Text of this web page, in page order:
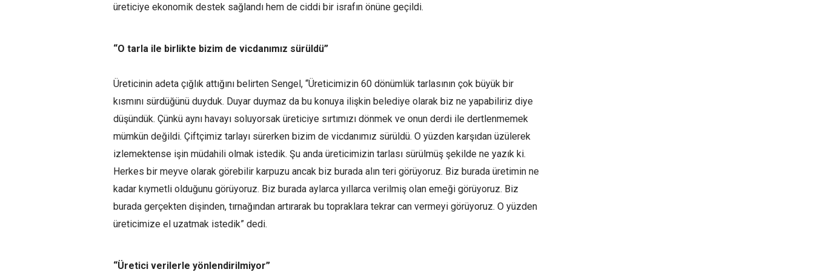
üreticiye ekonomik destek sağlandı hem de ciddi bir israfın önüne geçildi.
“O tarla ile birlikte bizim de vicdanımız sürüldü”
Üreticinin adeta çığlık attığını belirten Sengel, “Üreticimizin 60 dönümlük tarlasının çok büyük bir
kısmını sürdüğünü duyduk. Duyar duymaz da bu konuya ilişkin belediye olarak biz ne yapabiliriz diye
düşündük. Çünkü aynı havayı soluyorsak üreticiye sırtımızı dönmek ve onun derdi ile dertlenmemek
mümkün değildi. Çiftçimiz tarlayı sürerken bizim de vicdanımız sürüldü. O yüzden karşıdan üzülerek
izlemektense işin müdahili olmak istedik. Şu anda üreticimizin tarlası sürülmüş şekilde ne yazık ki.
Herkes bir meyve olarak görebilir karpuzu ancak biz burada alın teri görüyoruz. Biz burada üretimin ne
kadar kıymetli olduğunu görüyoruz. Biz burada aylarca yıllarca verilmiş olan emeği görüyoruz. Biz
burada gerçekten dişinden, tırnağından artırarak bu topraklara tekrar can vermeyi görüyoruz. O yüzden
üreticimize el uzatmak istedik” dedi.
“Üretici verilerle yönlendirilmiyor”